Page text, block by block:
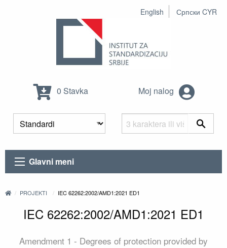
English Српски CYR
0 Stavka Moj nalog
Glavni meni
PROJEKTI IEC 62262:2002/AMD1:2021 ED1
IEC 62262:2002/AMD1:2021 ED1
Amendment 1 - Degrees of protection provided by